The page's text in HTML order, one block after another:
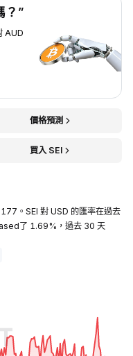
？”
AUD
價格預測
買入 SEI
。SEI 對 USD 的匯率在過去
了 1.69%，過去 30 天